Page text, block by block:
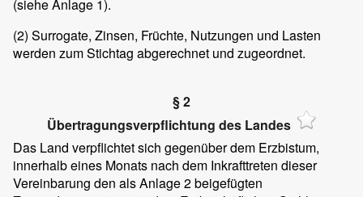
(siehe Anlage 1).
(2) Surrogate, Zinsen, Früchte, Nutzungen und Lasten
werden zum Stichtag abgerechnet und zugeordnet.
§ 2
Übertragungsverpflichtung des Landes
Das Land verpflichtet sich gegenüber dem Erzbistum,
innerhalb eines Monats nach dem Inkrafttreten dieser
Vereinbarung den als Anlage 2 beigefügten